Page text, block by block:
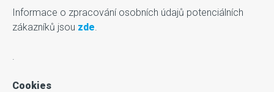
Informace o zpracování osobních údajů potenciálních
zákazníků jsou zde.
.
Cookies